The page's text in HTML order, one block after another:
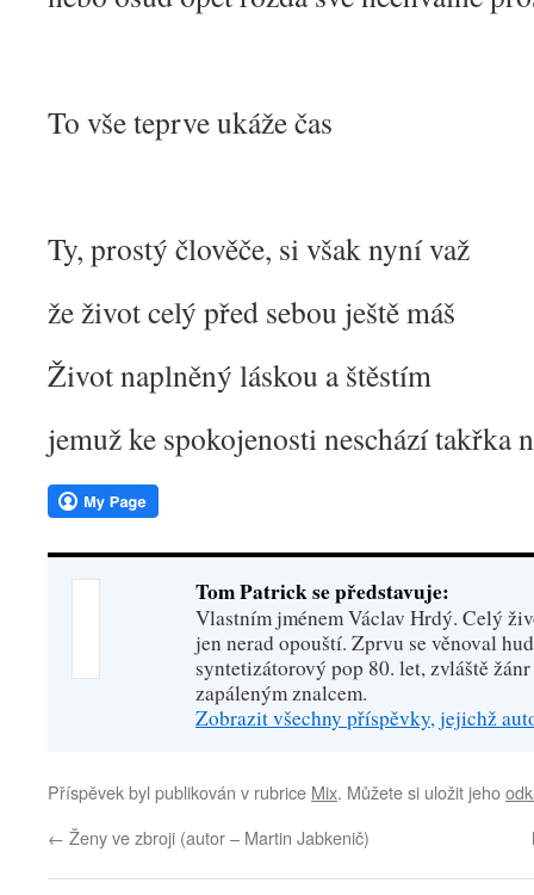
To vše teprve ukáže čas
Ty, prostý člověče, si však nyní važ
že život celý před sebou ještě máš
Život naplněný láskou a štěstím
jemuž ke spokojenosti neschází takřka
Tom Patrick se představuje:
Vlastním jménem Václav Hrdý. Celý
jen nerad opouští. Zprvu se věnoval
syntetizátorový pop 80. let, zvláště
zapáleným znalcem.
Zobrazit všechny příspěvky, jejichž
Příspěvek byl publikován v rubrice Mix. Můžete si uložit jeho
← Ženy ve zbroji (autor – Martin Jabkenič)